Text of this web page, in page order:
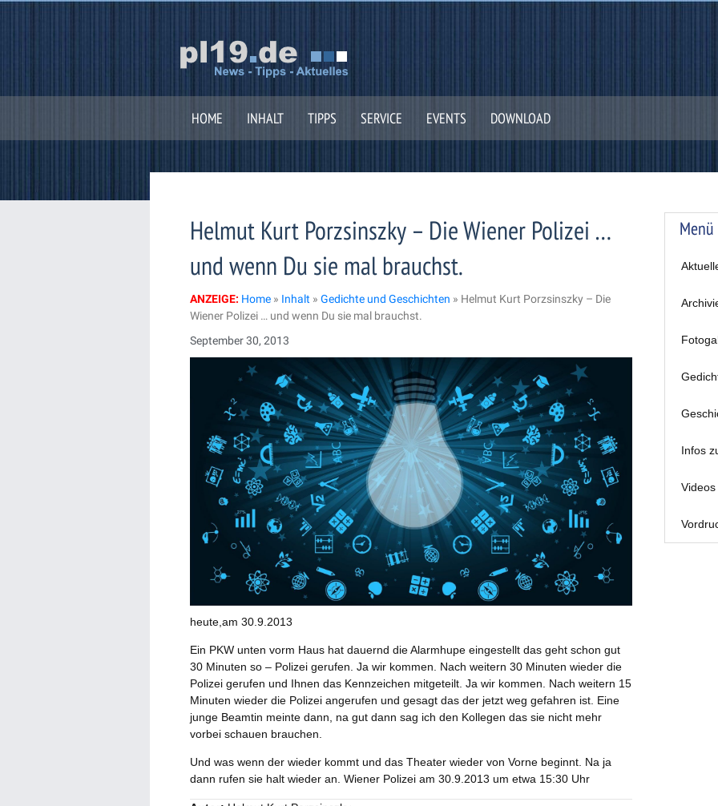
Zum
HOME INHALT TIPPS SERVICE EVENTS DOWNLOAD
Helmut Kurt Porzsinszky – Die Wiener Polizei …
und wenn Du sie mal brauchst.
ANZEIGE: Home » Inhalt » Gedichte und Geschichten » Helmut Kurt Porzsinszky – Die
Wiener Polizei … und wenn Du sie mal brauchst.
September 30, 2013
heute,am 30.9.2013
Ein PKW unten vorm Haus hat dauernd die Alarmhupe eingestellt das geht schon gut
30 Minuten so – Polizei gerufen. Ja wir kommen. Nach weitern 30 Minuten wieder die
Polizei gerufen und Ihnen das Kennzeichen mitgeteilt. Ja wir kommen. Nach weitern 15
Minuten wieder die Polizei angerufen und gesagt das der jetzt weg gefahren ist. Eine
junge Beamtin meinte dann, na gut dann sag ich den Kollegen das sie nicht mehr
vorbei schauen brauchen.
Und was wenn der wieder kommt und das Theater wieder von Vorne beginnt. Na ja
dann rufen sie halt wieder an. Wiener Polizei am 30.9.2013 um etwa 15:30 Uhr
Menü
Infos